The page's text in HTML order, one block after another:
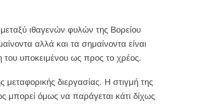
ιθαγενών φυλών της Βορείου
αλλά και τα σημαίνοντα είναι
υποκειμένου ως προς το χρέος.
διεργασίας. Η στιγμή της
μπορεί όμως να παράγεται κάτι δίχως